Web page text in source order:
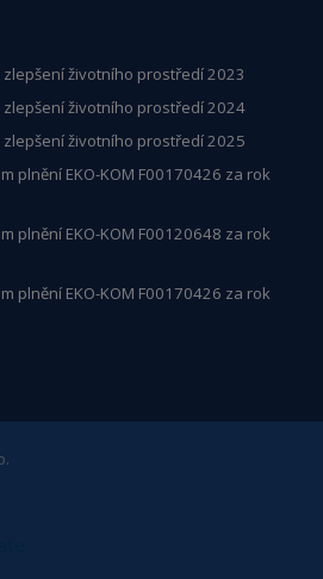
životního prostředí 2023
životního prostředí 2024
životního prostředí 2025
plnění EKO-KOM F00170426 za rok
plnění EKO-KOM F00120648 za rok
plnění EKO-KOM F00170426 za rok